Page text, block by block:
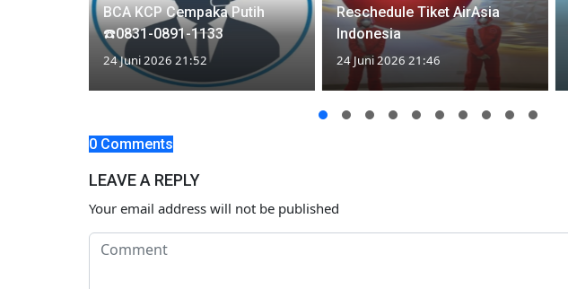
BCA KCP Cempaka Putih
☎️0831-0891-1133
24 Juni 2026 21:52
Reschedule Tiket AirAsia
Indonesia
24 Juni 2026 21:46
0 Comments
LEAVE A REPLY
Your email address will not be published